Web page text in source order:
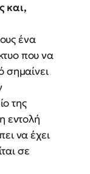
και,
ένα
που να
σημαίνει
της
εντολή
να έχει
σε